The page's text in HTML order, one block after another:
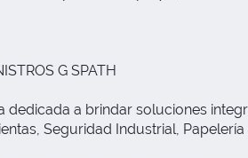
G SPATH
dedicada a brindar soluciones
Seguridad Industrial,